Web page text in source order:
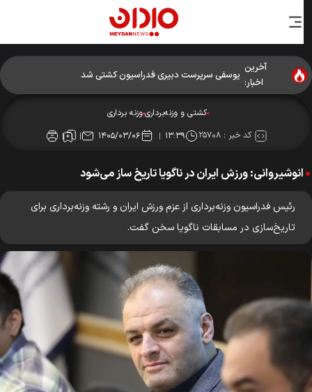
آخرین
اخبار:
یوسفی سرپرست دبیری فدراسیون کشتی شد
کشتی و وزنه‌برداریوزنه‌ برداری
کد خبر : ۲۵۷۰۸ ۱۳:۳۹ ۱۴۰۵/۰۳/۰۶
انوشیروانی: ورزش ایران در ناگویا تاریخ ساز می‌شود
رئیس فدراسیون وزنه‌برداری از عزم ورزش ایران و رشته وزنه‌برداری برای
تاریخ‌سازی در مسابقات ناگویا سخن گفت.